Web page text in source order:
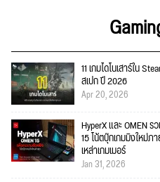
11 เกมไดโนเสาร์ใน
สเปก ปี 2026
Apr 20, 2026
HyperX และ OMEN
15 โน้ตบุ๊กเกมมิงใหม่ภ
เหล่าเกมเมอร์
Jan 31, 2026